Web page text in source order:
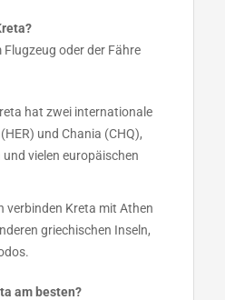
oder der Fähre
hat zwei internationale
und Chania (CHQ),
vielen europäischen
verbinden Kreta mit Athen
griechischen Inseln,
am besten?